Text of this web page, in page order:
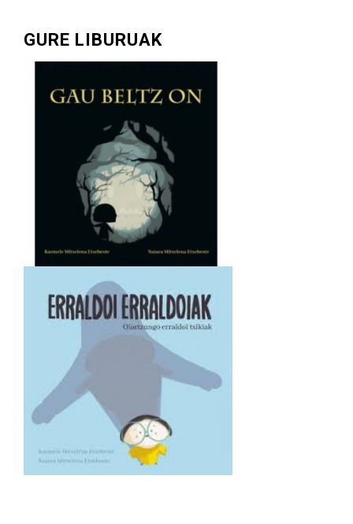
GURE LIBURUAK